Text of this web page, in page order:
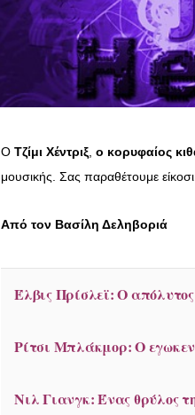
Ο Τζίμι Χέντριξ, ο κορυφαίος
μουσικής. Σας παραθέτουμε
Από τον Βασίλη Δεληβοριά
Έλβις Πρίσλεϊ: Ο
Ρίτσι Μπλάκμορ: Ο
Νιλ Γιανγκ: Ένας θρύλος